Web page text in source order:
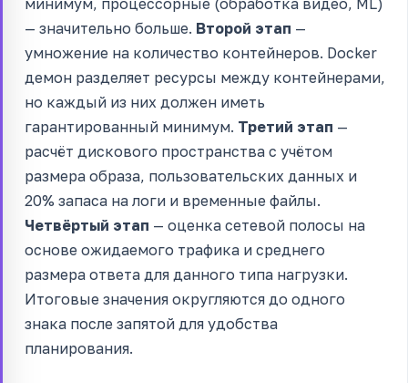
— значительно больше. Второй этап —
умножение на количество контейнеров. Docker
демон разделяет ресурсы между контейнерами,
но каждый из них должен иметь
гарантированный минимум. Третий этап —
расчёт дискового пространства с учётом
размера образа, пользовательских данных и
20% запаса на логи и временные файлы.
Четвёртый этап — оценка сетевой полосы на
основе ожидаемого трафика и среднего
размера ответа для данного типа нагрузки.
Итоговые значения округляются до одного
знака после запятой для удобства
планирования.